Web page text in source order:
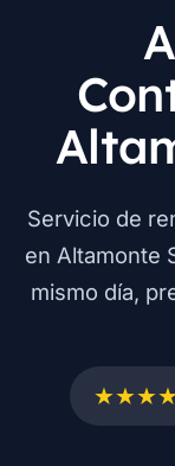
Servicio de
en Altamonte
mismo día,